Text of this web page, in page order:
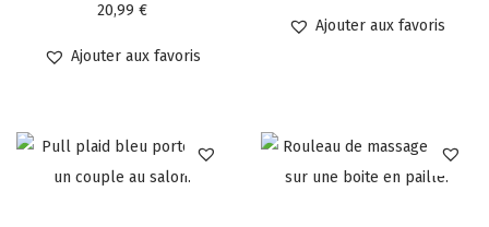
20,99 €
Ajouter aux favoris
Ajouter aux favoris